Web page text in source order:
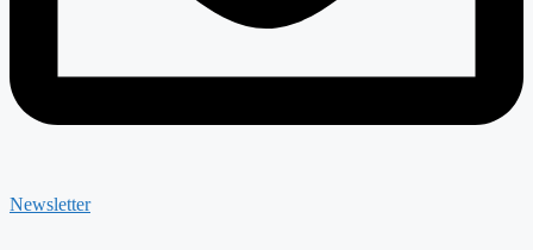
Newsletter